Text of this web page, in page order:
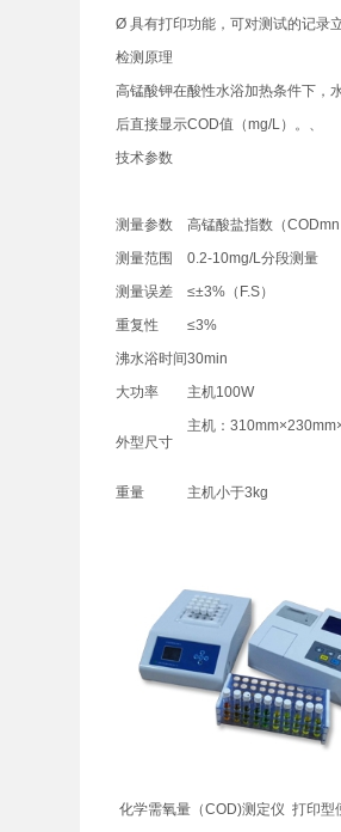
Ø 具有打印功能，可对测试的记录
检测原理
高锰酸钾在酸性水浴加热条件下，
后直接显示COD值（mg/L）。、
技术参数
测量参数
高锰酸盐指数（CODmn
测量范围
0.2-10mg/L分段测量
测量误差
≤±3%（F.S）
重复性
≤3%
沸水浴时间30min
大功率
主机100W
外型尺寸
主机：
重量 主机小于3kg
化学需氧量（COD)测定仪 打印型